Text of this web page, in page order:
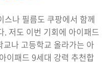
스나 필름도 쿠팡에서 함께
. 저도 이번 기회에 아이패드
나 고등학교 올라가는 아
이패드 9세대 강력 추천합